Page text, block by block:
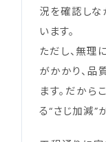
況を確認しな
います。
ただし、無理
がかかり、品
ます。だから
る“さじ加減”